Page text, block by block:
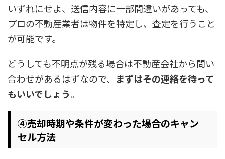
いずれにせよ、送信内容に一部間違いがあっても、
プロの不動産業者は物件を特定し、査定を行うこと
が可能です。
どうしても不明点が残る場合は不動産会社から問い
合わせがあるはずなので、
まずはその連絡を待って
もいいでしょう。
④売却時期や条件が変わった場合のキャン
セル方法